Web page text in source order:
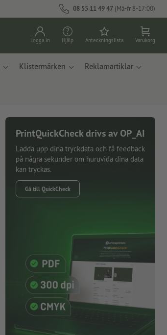
08 55 11 49 47 (Må-fr 8-17:00)
Logga in Hjälp Anteckningslista Varukorg
Klistermärken Reklamartiklar
PrintQuickCheck drivs av OP_AI
Ladda upp dina tryckdata och få feedback
på några sekunder om huruvida dina data
kan tryckas.
Gå till QuickCheck